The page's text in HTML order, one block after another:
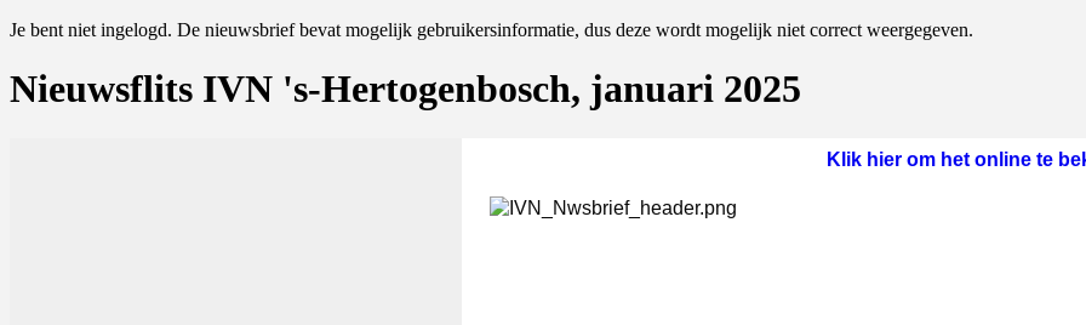
Je bent niet ingelogd. De nieuwsbrief bevat mogelijk gebruikersinformatie, dus deze wordt mogelijk niet correct weergegeven.
Nieuwsflits IVN 's-Hertogenbosch, januari 2025
Klik hier om het online te